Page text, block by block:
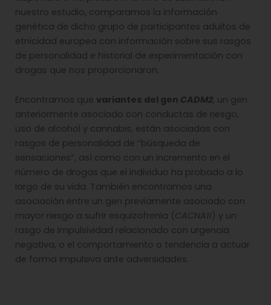
nuestro estudio, comparamos la información
genética de dicho grupo de participantes adultos de
etnicidad europea con información sobre sus rasgos
de personalidad e historial de experimentación con
drogas que nos proporcionaron.
Encontramos que variantes del gen CADM2, un gen
anteriormente asociado con conductas de riesgo,
uso de alcohol y cannabis, están asociadas con
rasgos de personalidad de “búsqueda de
sensaciones”, así como con un incremento en el
número de drogas que el individuo ha probado a lo
largo de su vida. También encontramos una
asociación entre un gen previamente asociado con
mayor riesgo a sufrir esquizofrenia (CACNA1I) y un
rasgo de impulsividad relacionado con urgencia
negativa, o el comportamiento o tendencia a actuar
de forma impulsiva ante adversidades.